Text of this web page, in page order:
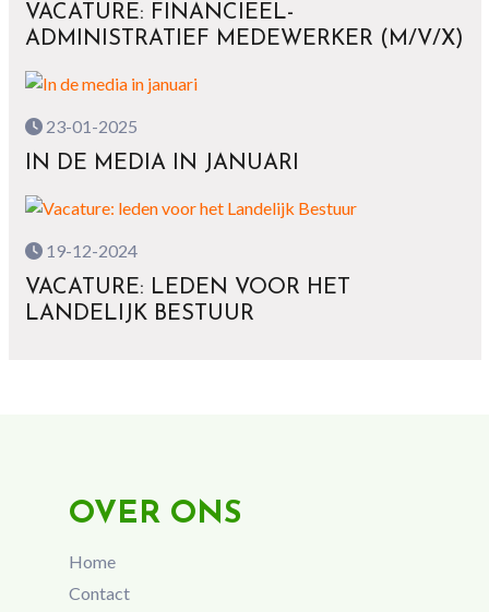
VACATURE: FINANCIEEL-
ADMINISTRATIEF MEDEWERKER (M/V/X)
23-01-2025
IN DE MEDIA IN JANUARI
19-12-2024
VACATURE: LEDEN VOOR HET
LANDELIJK BESTUUR
OVER ONS
Home
Contact